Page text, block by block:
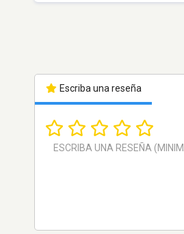
Escriba una reseña